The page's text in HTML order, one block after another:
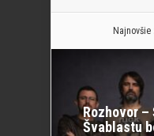
Rozhovor
Švablastu